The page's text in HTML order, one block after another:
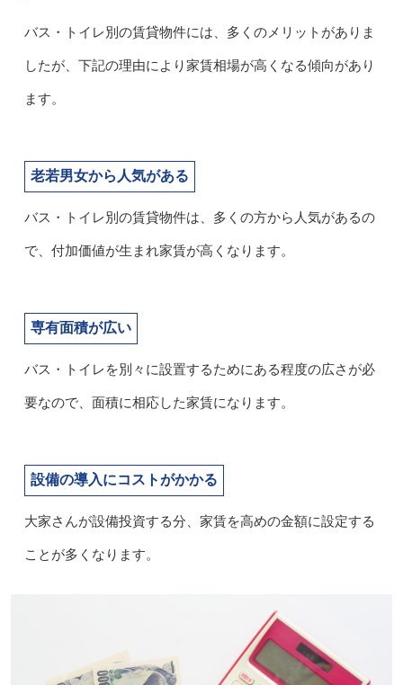
バス・トイレ別の賃貸物件には、多くのメリットがありま
したが、下記の理由により家賃相場が高くなる傾向があり
ます。
老若男女から人気がある
バス・トイレ別の賃貸物件は、多くの方から人気があるの
で、付加価値が生まれ家賃が高くなります。
専有面積が広い
バス・トイレを別々に設置するためにある程度の広さが必
要なので、面積に相応した家賃になります。
設備の導入にコストがかかる
大家さんが設備投資する分、家賃を高めの金額に設定する
ことが多くなります。